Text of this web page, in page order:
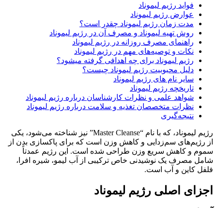
فواید رژیم لیموناد
عوارض رژیم لیموناد
مدت زمان رژیم لیموناد چقدر است؟
روش تهیه لیموناد و مصرف آن در رژیم لیموناد
راهنمای مصرف روزانه در رژیم لیموناد
نکات و توصیه‌های مهم در رژیم لیموناد
رژیم لیموناد برای چه اهدافی گرفته میشود؟
دلیل محبوبیت رژیم لیموناد چیست؟
سایر نام های رژیم لیموناد
تاریخچه رژیم لیموناد
شواهد علمی و نظرات کارشناسان درباره رژیم لیموناد
نظرات متخصصان تغذیه و سلامت درباره رژیم لیموناد
نتیجه‌گیری
رژیم لیموناد، که با نام “Master Cleanse” نیز شناخته می‌شود، یکی
از رژیم‌های سم‌زدایی و کاهش وزن است که برای پاکسازی بدن از
سموم و کاهش سریع وزن طراحی شده است. این رژیم عمدتاً
شامل مصرف یک نوشیدنی خاص ترکیبی از آب لیمو، شیره افرا،
فلفل کاین و آب است.
اجزای اصلی رژیم لیموناد